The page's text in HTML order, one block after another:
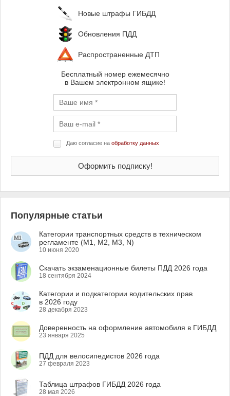
Новые штрафы ГИБДД
Обновления ПДД
Распространенные ДТП
Бесплатный номер ежемесячно
в Вашем электронном ящике!
Даю согласие на обработку данных
Популярные статьи
Категории транспортных средств в техническом
регламенте (M1, M2, M3, N)
10 июня 2020
Скачать экзаменационные билеты ПДД 2026 года
18 сентября 2024
Категории и подкатегории водительских прав
в 2026 году
28 декабря 2023
Доверенность на оформление автомобиля в ГИБДД
23 января 2025
ПДД для велосипедистов 2026 года
27 февраля 2023
Таблица штрафов ГИБДД 2026 года
28 мая 2026